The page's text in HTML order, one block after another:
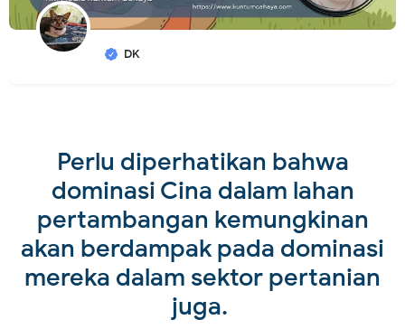
DK
Perlu diperhatikan bahwa
dominasi Cina dalam lahan
pertambangan kemungkinan
akan berdampak pada dominasi
mereka dalam sektor pertanian
juga.